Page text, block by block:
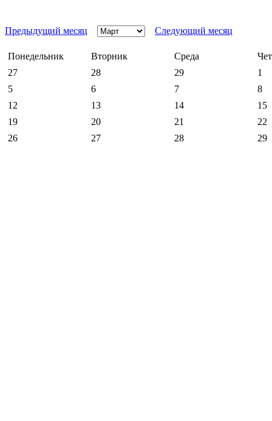
Предыдущий месяц Следующий месяц
Понедельник Вторник Среда
27
28 29
1
5
6 7
8
12
13 14
15
19
20 21
22
26
27 28 29